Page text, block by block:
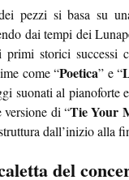
pezzi si basa su
dai tempi dei
primi storici successi
come “Poetica” e “
suonati al pianoforte
versione di “Tie Your
dall’inizio alla
del